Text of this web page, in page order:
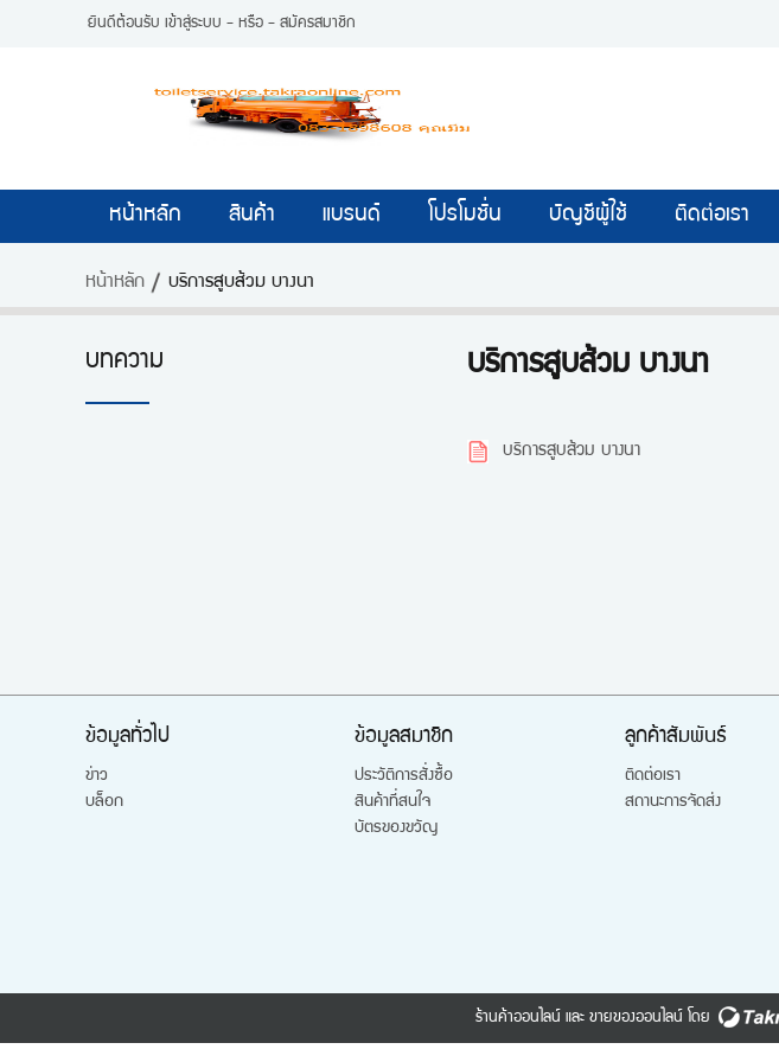
ยินดีต้อนรับ เข้าสู่ระบบ - หรือ - สมัครสมาชิก
หน้าหลัก สินค้า แบรนด์ โปรโมชั่น บัญชีผู้ใช้ ติดต่อเรา
หน้าหลัก บริการสูบส้วม บางนา
บทความ บริการสูบส้วม บางนา
บริการสูบส้วม บางนา
ข้อมูลทั่วไป
ข่าว
บล็อก
ข้อมูลสมาชิก
ประวัติการสั่งซื้อ
สินค้าที่สนใจ
บัตรของขวัญ
ลูกค้าสัมพันธ์
ติดต่อเรา
สถานะการจัดส่ง
ร้านค้าออนไลน์ และ ขายของออนไลน์ โดย